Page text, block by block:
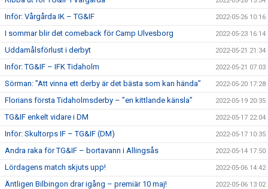
Inför: Vårgårda IK – TG&IF 2022-05-26 10:16
I sommar blir det comeback för Camp Ulvesborg 2022-05-23 16:14
Uddamålsförlust i derbyt 2022-05-21 21:34
Inför: TG&IF – IFK Tidaholm 2022-05-21 07:03
Sörman: ”Att vinna ett derby är det bästa som kan hända” 2022-05-20 17:28
Florians första Tidaholmsderby – ”en kittlande känsla” 2022-05-19 20:35
TG&IF enkelt vidare i DM 2022-05-17 22:04
Inför: Skultorps IF – TG&IF (DM) 2022-05-17 10:35
Andra raka för TG&IF – bortavann i Allingsås 2022-05-14 17:50
Lördagens match skjuts upp! 2022-05-06 14:42
Äntligen Bilbingon drar igång – premiär 10 maj! 2022-05-06 13:02